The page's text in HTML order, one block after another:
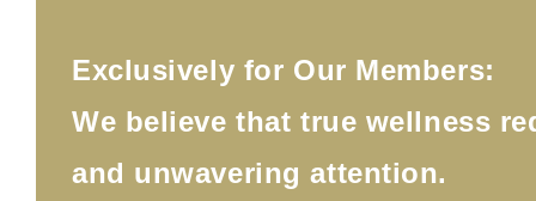
Exclusively for Our Members:
We believe that true wellness
and unwavering attention.